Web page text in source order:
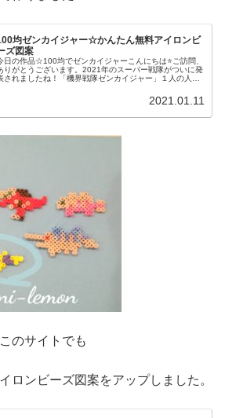
均ゼンカイジャー☆かんたん無料アイロンビ
ズ図案
日の作品☆100均でゼンカイジャーこんにちは⭐ご訪問、
りがとうございます。2021年のスーパー戦隊がついに発
されましたね！「機界戦隊ゼンカイジャー」１人の人間
2021.01.11
のサイトでも
ロンビーズ図案をアップしました。